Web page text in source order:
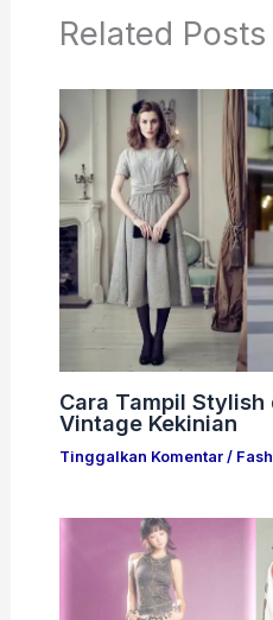
Related Posts
Cara Tampil Stylish
Vintage Kekinian
Tinggalkan Komentar /